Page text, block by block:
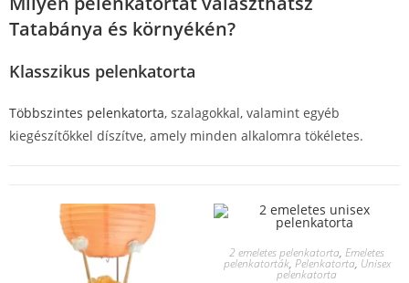
Tatabánya és környékén?
Klasszikus pelenkatorta
Többszintes pelenkatorta, szalagokkal, valamint egyéb
kiegészítőkkel díszítve, amely minden alkalomra tökéletes.
2 emeletes pelenkatorta, Emeletes
pelenkatorták, Pelenkatorta, Unisex
pelenkatorta